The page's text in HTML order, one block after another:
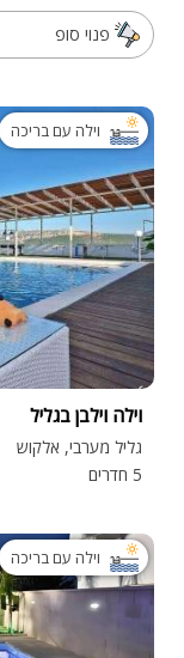
פנוי סופ
וילה עם בריכה
וילה וילבן בגליל
גליל מערבי, אלקוש
5 חדרים
וילה עם בריכה